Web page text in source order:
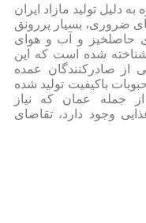
دلیل تولید مازاد ایران
ضروری، بسیار پررونق
حاصلخیز و آب و هوای
شده است که این
صادرکنندگان عمده
باکیفیت تولید شده
جمله عمان که نیاز
وجود دارد، تقاضای